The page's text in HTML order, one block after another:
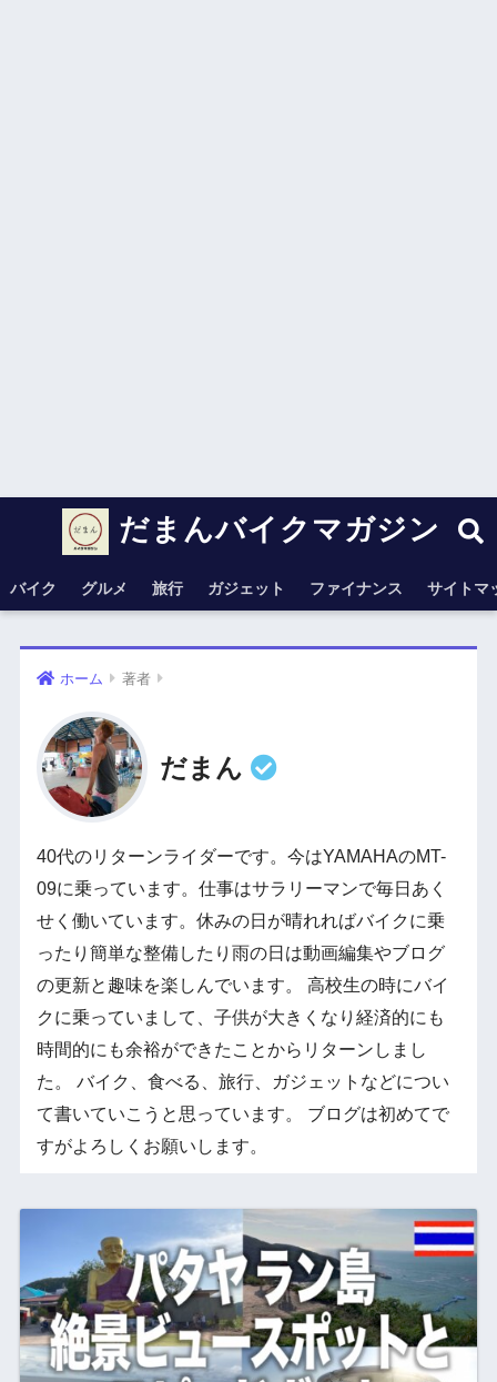
だまんバイクマガジン
バイク グルメ 旅行 ガジェット ファイナンス サイトマ
ホーム 著者
だまん
40代のリターンライダーです。今はYAMAHAのMT-
09に乗っています。仕事はサラリーマンで毎日あく
せく働いています。休みの日が晴れればバイクに乗
ったり簡単な整備したり雨の日は動画編集やブログ
の更新と趣味を楽しんでいます。 高校生の時にバイ
クに乗っていまして、子供が大きくなり経済的にも
時間的にも余裕ができたことからリターンしまし
た。 バイク、食べる、旅行、ガジェットなどについ
て書いていこうと思っています。 ブログは初めてで
すがよろしくお願いします。